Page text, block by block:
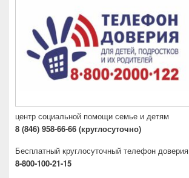
центр социальной помощи семье и детям
8 (846) 958-66-66 (круглосуточно)
Бесплатный круглосуточный телефон доверия
8-800-100-21-15